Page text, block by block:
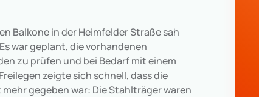
Balkone in der Heimfelder Straße sah
war geplant, die vorhandenen
zu prüfen und bei Bedarf mit einem
zeigte sich schnell, dass die
gegeben war: Die Stahlträger waren